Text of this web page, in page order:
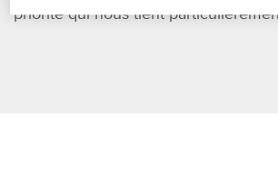
priorité qui nous tient